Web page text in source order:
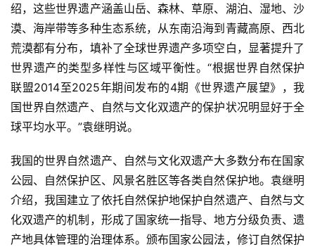
绍，这些世界遗产涵盖山岳、森林、草原、湖泊、湿地、沙
漠、海岸带等多种生态系统，从东南沿海到青藏高原、西北
荒漠都有分布，填补了全球世界遗产多项空白，显著提升了
世界遗产的类型多样性与区域平衡性。“根据世界自然保护
联盟2014至2025年期间发布的4期《世界遗产展望》，我
国世界自然遗产、自然与文化双遗产的保护状况明显好于全
球平均水平。”袁继明说。
我国的世界自然遗产、自然与文化双遗产大多数分布在国家
公园、自然保护区、风景名胜区等各类自然保护地。袁继明
介绍，我国建立了依托自然保护地保护自然遗产、自然与文
化双遗产的机制，形成了国家统一指导、地方分级负责、遗
产地具体管理的治理体系。颁布国家公园法，修订自然保护